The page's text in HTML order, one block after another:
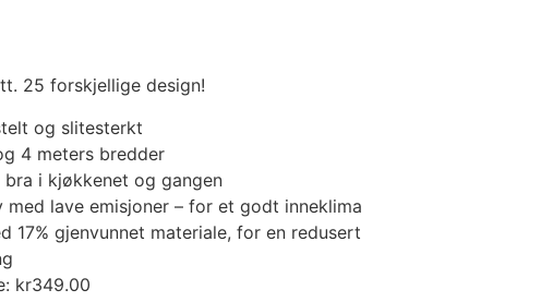
25 forskjellige design!
og slitesterkt
4 meters bredder
bra i kjøkkenet og gangen
med lave emisjoner – for et godt inneklima
17% gjenvunnet materiale, for en redusert
kr349.00